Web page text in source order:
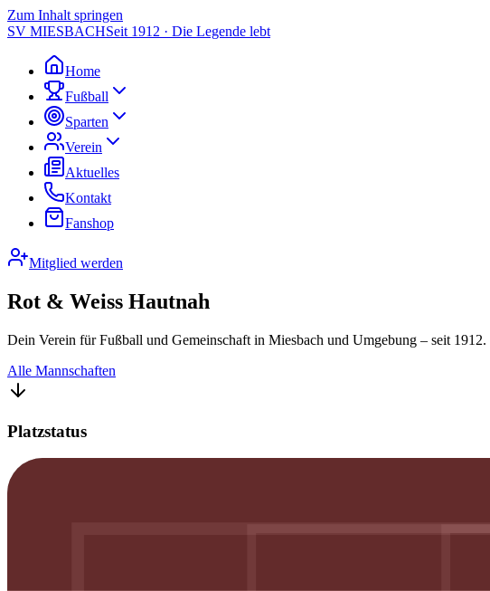
Zum Inhalt springen
SV MIESBACHSeit 1912 · Die Legende lebt
Home
Fußball
Sparten
Verein
Aktuelles
Kontakt
Fanshop
Mitglied werden
Rot & Weiss Hautnah
Dein Verein für Fußball und Gemeinschaft in Miesbach und Umgebung – seit 1912.
Alle Mannschaften
Platzstatus